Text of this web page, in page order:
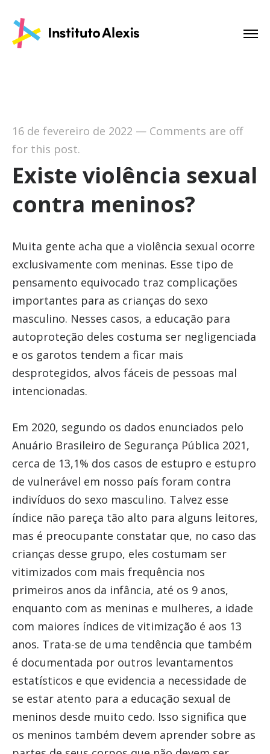
16 de fevereiro de 2022 — Comments are off
for this post.
Existe violência sexual
contra meninos?
Muita gente acha que a violência sexual ocorre
exclusivamente com meninas. Esse tipo de
pensamento equivocado traz complicações
importantes para as crianças do sexo
masculino. Nesses casos, a educação para
autoproteção deles costuma ser negligenciada
e os garotos tendem a ficar mais
desprotegidos, alvos fáceis de pessoas mal
intencionadas.
Em 2020, segundo os dados enunciados pelo
Anuário Brasileiro de Segurança Pública 2021,
cerca de 13,1% dos casos de estupro e estupro
de vulnerável em nosso país foram contra
indivíduos do sexo masculino. Talvez esse
índice não pareça tão alto para alguns leitores,
mas é preocupante constatar que, no caso das
crianças desse grupo, eles costumam ser
vitimizados com mais frequência nos
primeiros anos da infância, até os 9 anos,
enquanto com as meninas e mulheres, a idade
com maiores índices de vitimização é aos 13
anos. Trata-se de uma tendência que também
é documentada por outros levantamentos
estatísticos e que evidencia a necessidade de
se estar atento para a educação sexual de
meninos desde muito cedo. Isso significa que
os meninos também devem aprender sobre as